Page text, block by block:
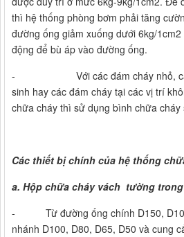
thì hệ thống phòng bơm phải tăng
đường ống giảm xuống dưới 6kg/
động để bù áp vào đường ống.
- Với các đám cháy nhỏ, các
sinh hay các đám cháy tại các vị trí
chữa cháy thì sử dụng bình chữa cháy
Các thiết bị chính của hệ thống
a. Hộp chữa cháy vách tường
- Từ đường ống chính D150, D100
nhánh D100, D80, D65, D50 và cung